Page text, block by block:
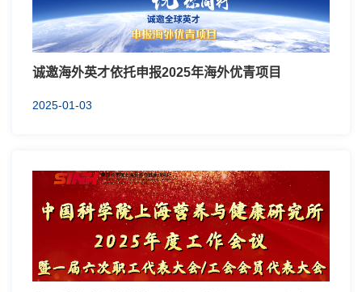
诚邀海外英才依托申报2025年海外优青项目
2025-01-03